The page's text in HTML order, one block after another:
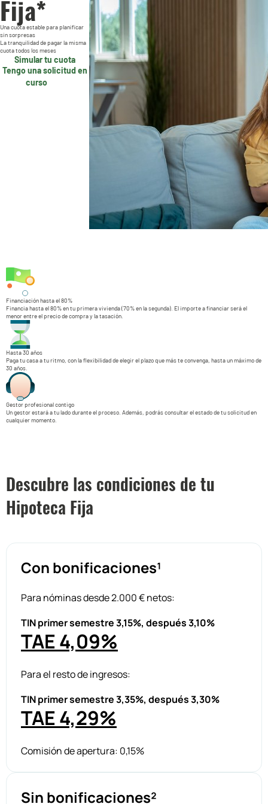
Fija*
Una cuota estable para planificar
sin sorpresas
La tranquilidad de pagar la misma
cuota todos los meses
Simular tu cuota
Tengo una solicitud en
curso
Financiación hasta el 80%
Financia hasta el 80% en tu primera vivienda (70% en la segunda). El importe a financiar será el
menor entre el precio de compra y la tasación.
Hasta 30 años
Paga tu casa a tu ritmo, con la flexibilidad de elegir el plazo que más te convenga, hasta un máximo de
30 años.
Gestor profesional contigo
Un gestor estará a tu lado durante el proceso. Además, podrás consultar el estado de tu solicitud en
cualquier momento.
Descubre las condiciones de tu
Hipoteca Fija
Con bonificaciones¹
Para nóminas desde 2.000 € netos:
TIN primer semestre 3,15%, después 3,10%
TAE 4,09%
Para el resto de ingresos:
TIN primer semestre 3,35%, después 3,30%
TAE 4,29%
Comisión de apertura: 0,15%
Sin bonificaciones²